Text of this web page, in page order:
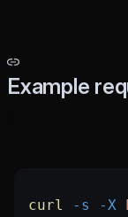
Example
curl -s -X